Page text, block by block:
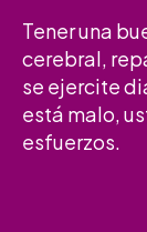
Tener una
cerebral,
se ejercite
está malo,
esfuerzos.